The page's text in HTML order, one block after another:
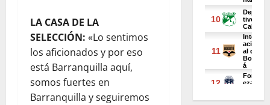
LA CASA DE LA
SELECCIÓN: «Lo sentimos
los aficionados y por eso
está Barranquilla aquí,
somos fuertes en
Barranquilla y seguiremos